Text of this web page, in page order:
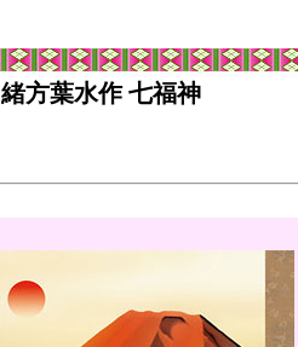
緒方葉水作 七福神